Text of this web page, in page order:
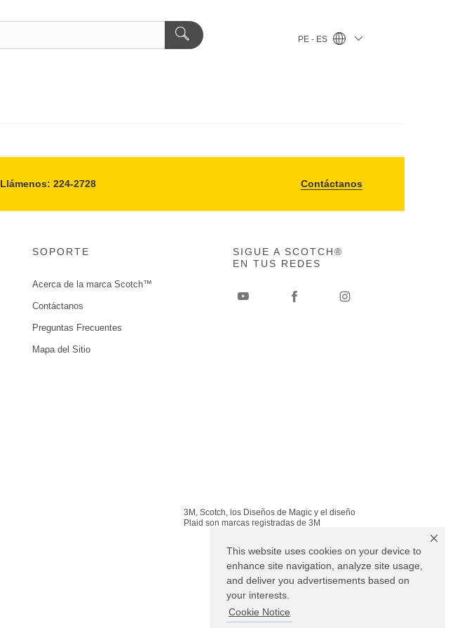
This website uses cookies on your device to
enhance site navigation, analyze site usage,
and deliver you advertisements based on
your interests.
Cookie Notice
PE - ES
Llámenos: 224-2728 Contáctanos
SOPORTE
Acerca de la marca Scotch™
Contáctanos
Preguntas Frecuentes
Mapa del Sitio
SIGUE A SCOTCH®
EN TUS REDES
3M, Scotch, los Diseños de Magic y el diseño
Plaid son marcas registradas de 3M